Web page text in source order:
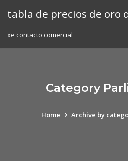
tabla de precios de oro
xe contacto comercial
Category
Home Archive by